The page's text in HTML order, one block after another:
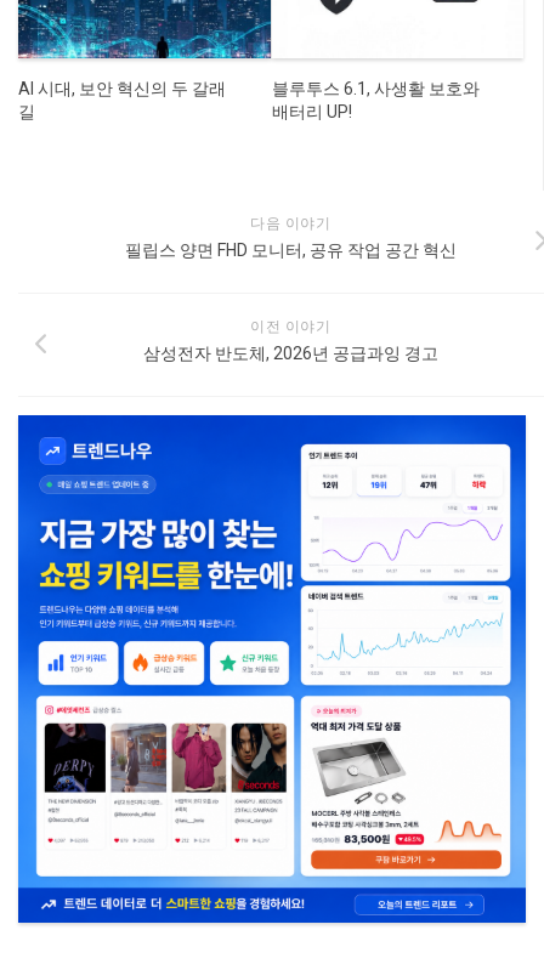
AI 시대, 보안 혁신의 두 갈래
길
블루투스 6.1, 사생활 보호와
배터리 UP!
다음 이야기
필립스 양면 FHD 모니터, 공유 작업 공간 혁신
이전 이야기
삼성전자 반도체, 2026년 공급과잉 경고